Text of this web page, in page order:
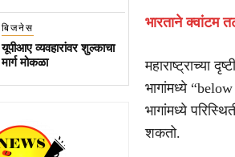
बिजनेस
यूपीआए व्यवहारांवर शुल्काचा
मार्ग मोकळा
भारताने क्वांटम
महाराष्ट्राच्या
भागांमध्ये
भागांमध्ये
शकतो.